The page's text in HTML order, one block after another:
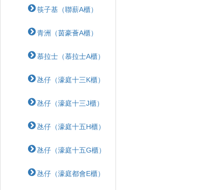
筷子基（聯薪A櫃）
青洲（茵豪薈A櫃）
慕拉士（慕拉士A櫃）
氹仔（濠庭十三K櫃）
氹仔（濠庭十三J櫃）
氹仔（濠庭十五H櫃）
氹仔（濠庭十五G櫃）
氹仔（濠庭都會E櫃）